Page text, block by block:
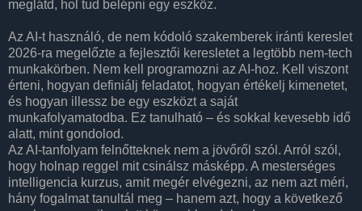
meglátd, hol tud belépni egy eszköz.
Az AI-t használó, de nem kódoló szakemberek iránti kereslet
2026-ra megelőzte a fejlesztői keresletet a legtöbb nem-tech
munkakörben. Nem kell programozni az AI-hoz. Kell viszont
érteni, hogyan definiálj feladatot, hogyan értékelj kimenetet,
és hogyan illessz be egy eszközt a saját
munkafolyamatodba. Ez tanulható – és sokkal kevesebb idő
alatt, mint gondolod.
Az AI-tanfolyam felnőtteknek nem a jövőről szól. Arról szól,
hogy holnap reggel mit csinálsz másképp. A mesterséges
intelligencia kurzus, amit megér elvégezni, az nem azt méri,
hány fogalmat tanultál meg – hanem azt, hogy a következő